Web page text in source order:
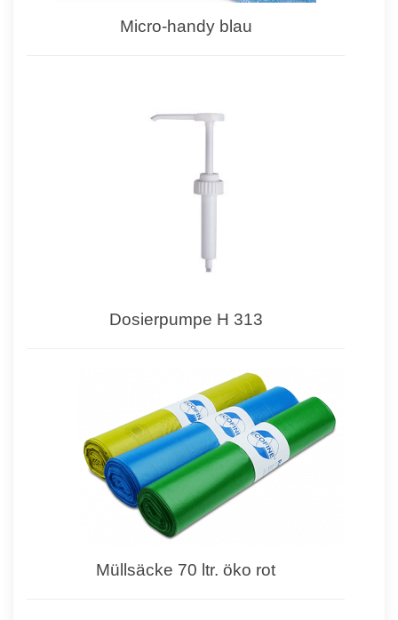
Micro-handy blau
Dosierpumpe H 313
Müllsäcke 70 ltr. öko rot